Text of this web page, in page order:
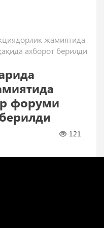
жамиятида
ахборот берилди
форуми
121